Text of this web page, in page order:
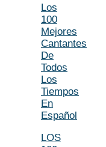
Los
100
Mejores
Cantantes
De
Todos
Los
Tiempos
En
Español
LOS